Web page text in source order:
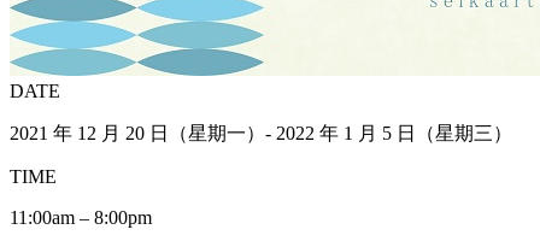
DATE
2021 年 12 月 20 日（星期一）- 2022 年 1 月 5 日（星期三）
TIME
11:00am – 8:00pm